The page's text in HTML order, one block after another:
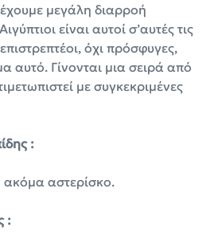
μεγάλη διαρροή
είναι αυτοί σ’αυτές τις
όχι πρόσφυγες,
αυτό. Γίνονται μια σειρά από
με συγκεκριμένες
:
αστερίσκο.
: